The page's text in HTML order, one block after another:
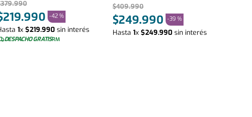
379.990
219.990 -42 %
1x $219.990sin interés
DESPACHO GRATISRM
$409.990
$249.990 -39 %
Hasta 1x $249.990sin interés